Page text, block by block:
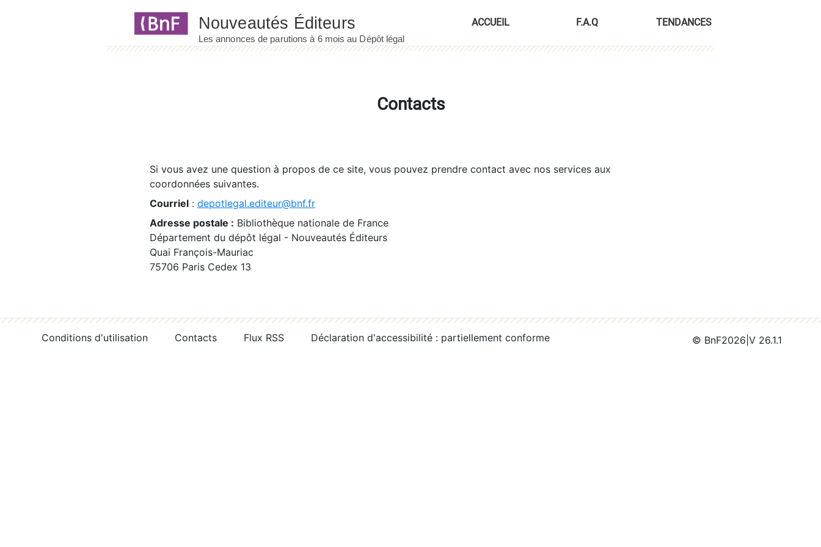
ACCUEIL F.A.Q TENDANCES
Contacts
Si vous avez une question à propos de ce site, vous pouvez prendre contact avec nos services aux
coordonnées suivantes.
Courriel : depotlegal.editeur@bnf.fr
Adresse postale : Bibliothèque nationale de France
Département du dépôt légal - Nouveautés Éditeurs
Quai François-Mauriac
75706 Paris Cedex 13
Conditions d'utilisation Contacts Flux RSS Déclaration d'accessibilité : partiellement conforme © BnF2026 V 26.1.1